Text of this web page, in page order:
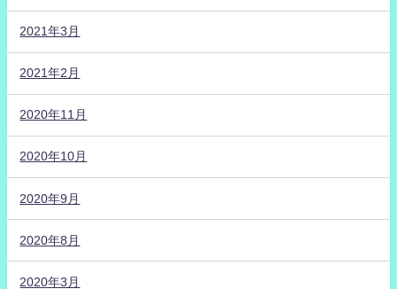
2021年3月
2021年2月
2020年11月
2020年10月
2020年9月
2020年8月
2020年3月